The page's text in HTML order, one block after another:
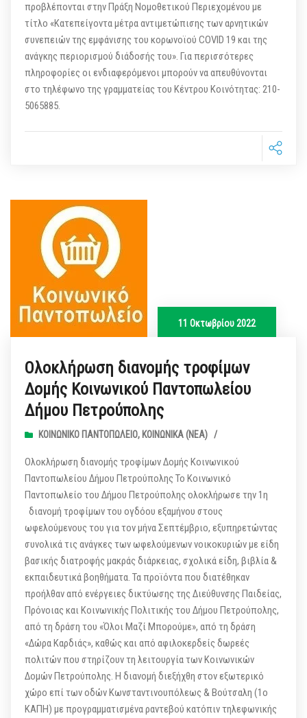
προβλέπονται στην Πράξη Νομοθετικού Περιεχομένου με
τίτλο «Κατεπείγοντα μέτρα αντιμετώπισης των αρνητικών
συνεπειών της εμφάνισης του κορωνοϊού COVID 19 και της
ανάγκης περιορισμού διάδοσής του». Για περισσότερες
πληροφορίες οι ενδιαφερόμενοι μπορούν να απευθύνονται
στο τηλέφωνο της γραμματείας του Κέντρου Κοινότητας: 210-
5065885.
11 Οκτωβρίου 2022
Ολοκλήρωση διανομής τροφίμων
Δομής Κοινωνικού Παντοπωλείου
Δήμου Πετρούπολης
ΚΟΙΝΩΝΙΚΌ ΠΑΝΤΟΠΩΛΕΊΟ, ΚΟΙΝΩΝΙΚΆ (ΝΕΑ) /
Ολοκλήρωση διανομής τροφίμων Δομής Κοινωνικού
Παντοπωλείου Δήμου Πετρούπολης Το Κοινωνικό
Παντοπωλείο του Δήμου Πετρούπολης ολοκλήρωσε την 1η
διανομή τροφίμων του ογδόου εξαμήνου στους
ωφελούμενους του για τον μήνα Σεπτέμβριο, εξυπηρετώντας
συνολικά τις ανάγκες των ωφελούμενων νοικοκυριών με είδη
βασικής διατροφής μακράς διάρκειας, σχολικά είδη, βιβλία &
εκπαιδευτικά βοηθήματα. Τα προϊόντα που διατέθηκαν
προήλθαν από ενέργειες δικτύωσης της Διεύθυνσης Παιδείας,
Πρόνοιας και Κοινωνικής Πολιτικής του Δήμου Πετρούπολης,
από τη δράση του «Όλοι Μαζί Μπορούμε», από τη δράση
«Δώρα Καρδιάς», καθώς και από αφιλοκερδείς δωρεές
πολιτών που στηρίζουν τη λειτουργία των Κοινωνικών
Δομών Πετρούπολης. Η διανομή διεξήχθη στον εξωτερικό
χώρο επί των οδών Κωνσταντινουπόλεως & Βούτσαλη (1ο
ΚΑΠΗ) με προγραμματισμένα ραντεβού κατόπιν τηλεφωνικής